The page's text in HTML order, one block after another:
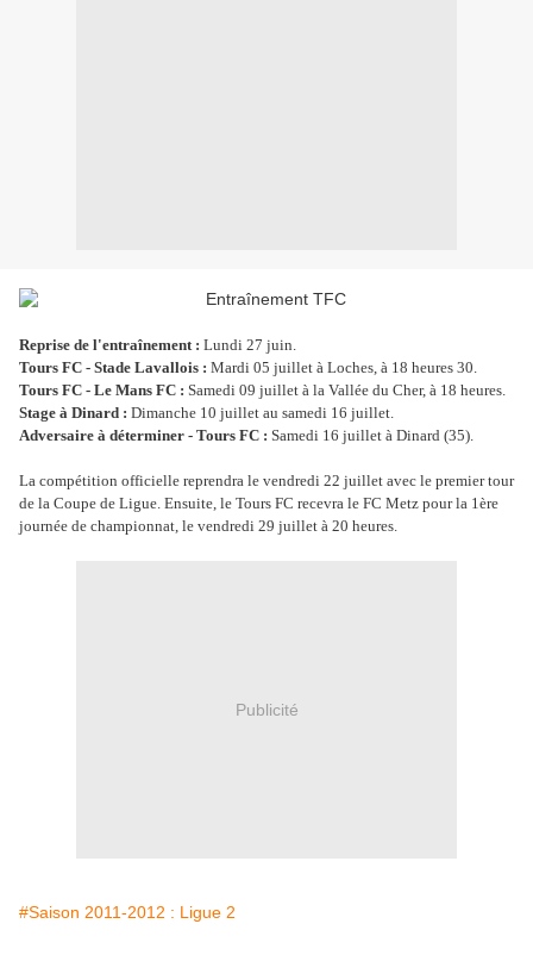
Reprise de l'entraînement : Lundi 27 juin.
Tours FC - Stade Lavallois : Mardi 05 juillet à Loches, à 18 heures 30.
Tours FC - Le Mans FC : Samedi 09 juillet à la Vallée du Cher, à 18 heures.
Stage à Dinard : Dimanche 10 juillet au samedi 16 juillet.
Adversaire à déterminer - Tours FC : Samedi 16 juillet à Dinard (35).
La compétition officielle reprendra le vendredi 22 juillet avec le premier tour
de la Coupe de Ligue. Ensuite, le Tours FC recevra le FC Metz pour la 1ère
journée de championnat, le vendredi 29 juillet à 20 heures.
Publicité
#Saison 2011-2012 : Ligue 2